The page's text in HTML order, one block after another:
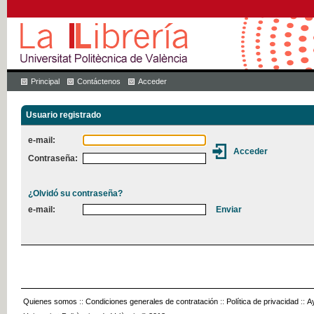
Principal Contáctenos Acceder
Usuario registrado
e-mail:
Contraseña:
¿Olvidó su contraseña?
e-mail:
Quienes somos :: Condiciones generales de contratación :: Política de privacidad ::